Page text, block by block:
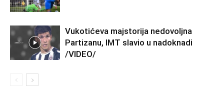
Vukotićeva majstorija nedovoljna
Partizanu, IMT slavio u nadoknadi
/VIDEO/